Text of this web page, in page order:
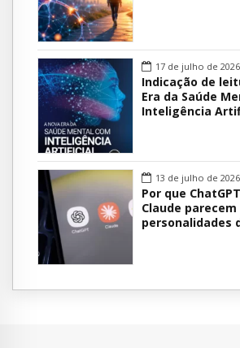
17 de julho de 2026
Indicação de
Era da Saúde
Inteligência
13 de julho de 2026
Por que
Claude
personalidades